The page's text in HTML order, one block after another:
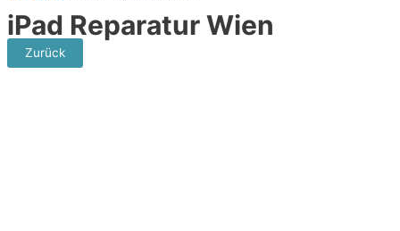
iPad Reparatur Wien
Zurück